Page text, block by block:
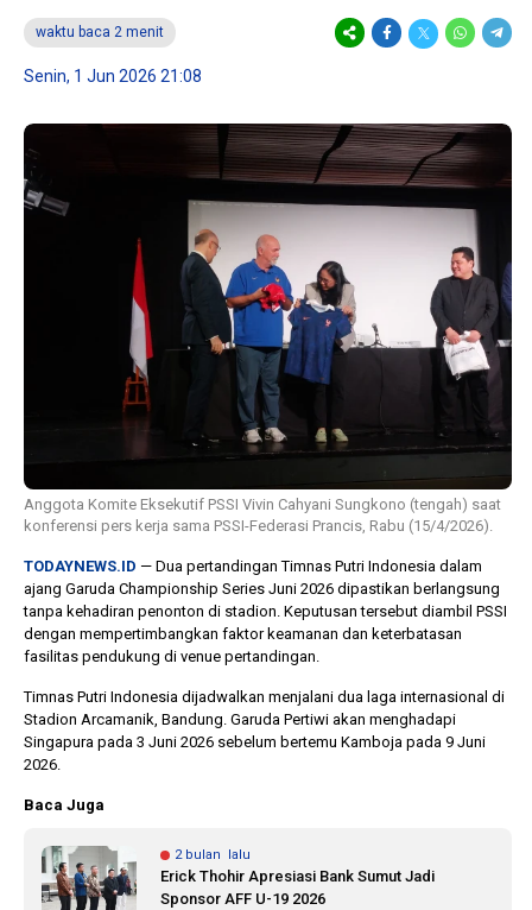
waktu baca 2 menit
Senin, 1 Jun 2026 21:08
Anggota Komite Eksekutif PSSI Vivin Cahyani Sungkono (tengah) saat
konferensi pers kerja sama PSSI-Federasi Prancis, Rabu (15/4/2026).
TODAYNEWS.ID — Dua pertandingan Timnas Putri Indonesia dalam
ajang Garuda Championship Series Juni 2026 dipastikan berlangsung
tanpa kehadiran penonton di stadion. Keputusan tersebut diambil PSSI
dengan mempertimbangkan faktor keamanan dan keterbatasan
fasilitas pendukung di venue pertandingan.
Timnas Putri Indonesia dijadwalkan menjalani dua laga internasional di
Stadion Arcamanik, Bandung. Garuda Pertiwi akan menghadapi
Singapura pada 3 Juni 2026 sebelum bertemu Kamboja pada 9 Juni
2026.
Baca Juga
2 bulan lalu
Erick Thohir Apresiasi Bank Sumut Jadi
Sponsor AFF U-19 2026
Banyak Gugatan di
Pilkada 2024, Legislator
Ragukan SDM Bawaslu
10 bulan lalu
KPU
Keputusan
Capres-